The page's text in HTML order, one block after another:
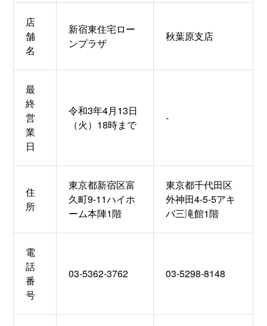
店
舗
名
新宿東住宅ロー
ンプラザ
秋葉原支店
最
終
営
業
日
令和3年4月13日
（火）18時まで
-
住
所
東京都新宿区富
久町9-11ハイホ
ーム本陣1階
東京都千代田区
外神田4-5-5アキ
バ三滝館1階
電
話
番
号
03-5362-3762 03-5298-8148